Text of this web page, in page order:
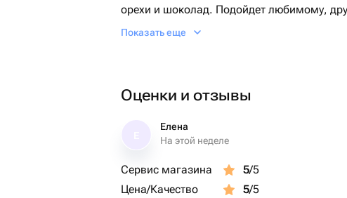
орехи и шоколад. Подойдет любимому,
Соберем в кратчайшие сроки.
Показать еще
Оценки и отзывы
Елена
На этой неделе
Сервис магазина 5/5
Цена/Качество
5/5